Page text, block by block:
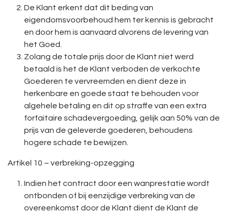
De Klant erkent dat dit beding van
eigendomsvoorbehoud hem ter kennis is gebracht
en door hem is aanvaard alvorens de levering van
het Goed.
Zolang de totale prijs door de Klant niet werd
betaald is het de Klant verboden de verkochte
Goederen te vervreemden en dient deze in
herkenbare en goede staat te behouden voor
algehele betaling en dit op straffe van een extra
forfaitaire schadevergoeding, gelijk aan 50% van de
prijs van de geleverde goederen, behoudens
hogere schade te bewijzen.
Artikel 10 – verbreking-opzegging
Indien het contract door een wanprestatie wordt
ontbonden of bij eenzijdige verbreking van de
overeenkomst door de Klant dient de Klant de